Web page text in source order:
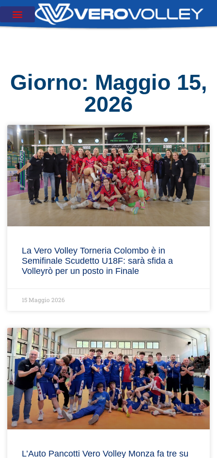
Giorno: Maggio 15,
2026
La Vero Volley Torneria Colombo è in
Semifinale Scudetto U18F: sarà sfida a
Volleyrò per un posto in Finale
15 Maggio 2026
L’Auto Pancotti Vero Volley Monza fa tre su